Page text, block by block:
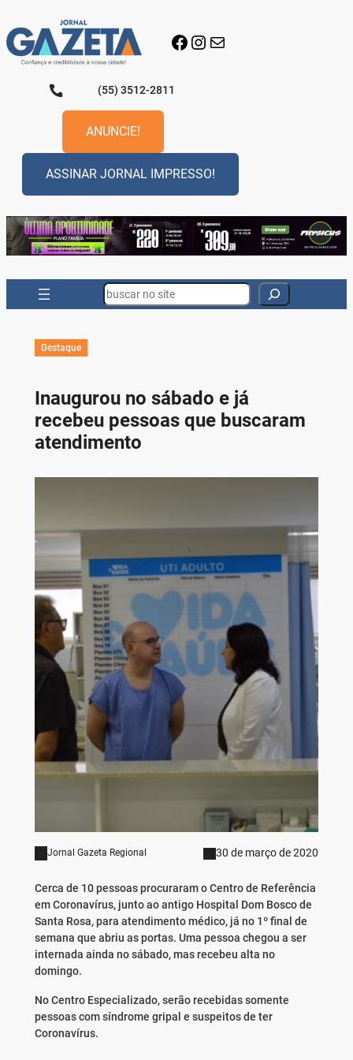
para
o
conteúdo
Facebook
Instagram
E-mail
(55) 3512-2811
ANUNCIE!
ASSINAR JORNAL IMPRESSO!
Search
Destaque
Inaugurou no sábado e já
recebeu pessoas que buscaram
atendimento
Jornal Gazeta Regional 30 de março de 2020
Cerca de 10 pessoas procuraram o Centro de Referência
em Coronavírus, junto ao antigo Hospital Dom Bosco de
Santa Rosa, para atendimento médico, já no 1º final de
semana que abriu as portas. Uma pessoa chegou a ser
internada ainda no sábado, mas recebeu alta no
domingo.
No Centro Especializado, serão recebidas somente
pessoas com síndrome gripal e suspeitos de ter
Coronavírus.